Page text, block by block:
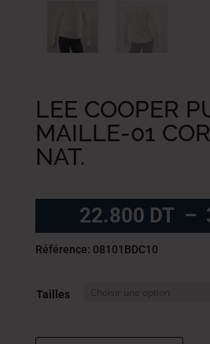
LEE COOPER
MAILLE-01
NAT.
22.800 DT –
Référence: 08101BDC10
Tailles